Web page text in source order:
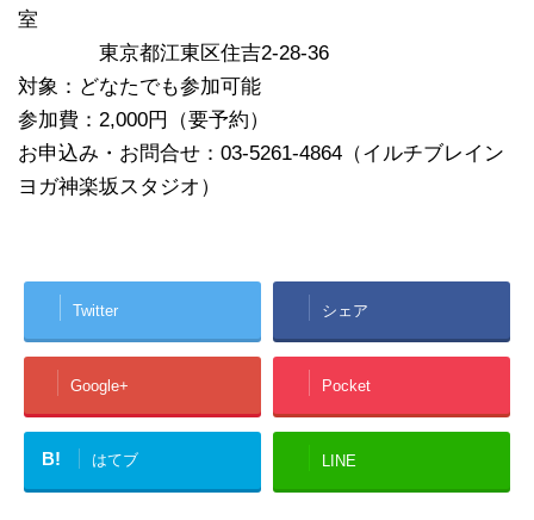
室
東京都江東区住吉2-28-36
対象：どなたでも参加可能
参加費：2,000円（要予約）
お申込み・お問合せ：03-5261-4864（イルチブレイン
ヨガ神楽坂スタジオ）
Twitter シェア
Google+ Pocket
B! はてブ LINE